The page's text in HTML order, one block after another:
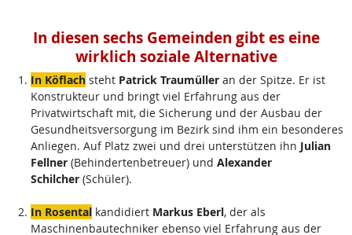
In diesen sechs Gemeinden gibt es eine
wirklich soziale Alternative
In Köflachsteht Patrick Traumülleran der Spitze. Er ist
Konstrukteur und bringt viel Erfahrung aus der
Privatwirtschaft mit, die Sicherung und der Ausbau der
Gesundheitsversorgung im Bezirk sind ihm ein besonderes
Anliegen. Auf Platz zwei und drei unterstützen ihn Julian
Fellner(Behindertenbetreuer) und Alexander
Schilcher(Schüler).
In Rosentalkandidiert Markus Eberl, der als
Maschinenbautechniker ebenso viel Erfahrung aus der